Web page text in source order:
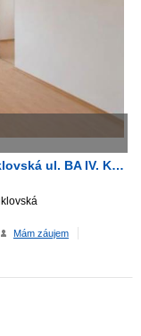
Super lokalita 3 izbový byt + lodžia, Kuklovská ul. BA IV. Karlova Ves
Mám záujem